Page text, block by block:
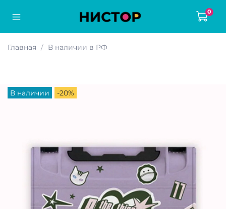
0
Главная В наличии в РФ
В наличии -20%